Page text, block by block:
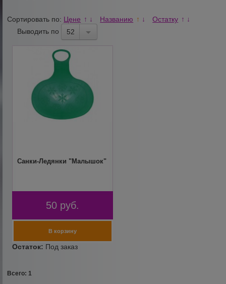
Сортировать по: Цене ↑ ↓ Названию ↑ ↓ Остатку ↑ ↓
Выводить по 52
Санки-Ледянки "Малышок"
50 руб.
Всего: 1